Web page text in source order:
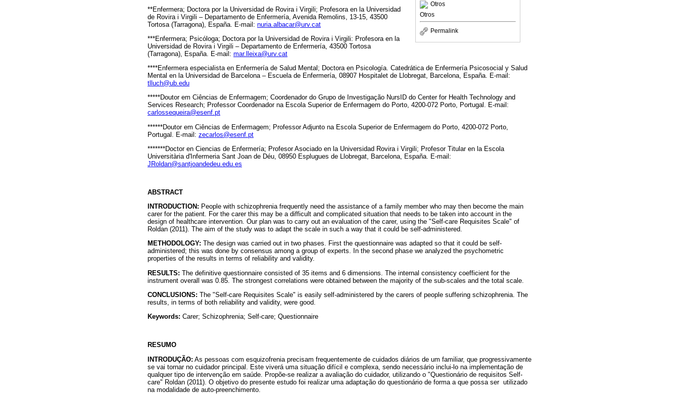
Otros
Otros
Permalink
**Enfermera; Doctora por la Universidad de Rovira i Virgili; Profesora en la Universidad
de Rovira i Virgili – Departamento de Enfermería, Avenida Remolins, 13-15, 43500
Tortosa (Tarragona), España. E-mail: nuria.albacar@urv.cat
***Enfermera; Psicóloga; Doctora por la Universidad de Rovira i Virgili: Profesora en la
Universidad de Rovira i Virgili – Departamento de Enfermería, 43500 Tortosa
(Tarragona), España. E-mail: mar.lleixa@urv.cat
****Enfermera especialista en Enfermería de Salud Mental; Doctora en Psicología. Catedrática de Enfermería Psicosocial y Salud
Mental en la Universidad de Barcelona – Escuela de Enfermería, 08907 Hospitalet de Llobregat, Barcelona, España. E-mail:
tlluch@ub.edu
*****Doutor em Ciências de Enfermagem; Coordenador do Grupo de Investigação NursID do Center for Health Technology and
Services Research; Professor Coordenador na Escola Superior de Enfermagem do Porto, 4200-072 Porto, Portugal. E-mail:
carlossequeira@esenf.pt
******Doutor em Ciências de Enfermagem; Professor Adjunto na Escola Superior de Enfermagem do Porto, 4200-072 Porto,
Portugal. E-mail: zecarlos@esenf.pt
*******Doctor en Ciencias de Enfermería; Profesor Asociado en la Universidad Rovira i Virgili; Profesor Titular en la Escola
Universitària d'Infermeria Sant Joan de Déu, 08950 Esplugues de Llobregat, Barcelona, España. E-mail:
JRoldan@santjoandedeu.edu.es
ABSTRACT
INTRODUCTION: People with schizophrenia frequently need the assistance of a family member who may then become the main
carer for the patient. For the carer this may be a difficult and complicated situation that needs to be taken into account in the
design of healthcare intervention. Our plan was to carry out an evaluation of the carer, using the "Self-care Requisites Scale" of
Roldan (2011). The aim of the study was to adapt the scale in such a way that it could be self-administered.
METHODOLOGY: The design was carried out in two phases. First the questionnaire was adapted so that it could be self-
administered; this was done by consensus among a group of experts. In the second phase we analyzed the psychometric
properties of the results in terms of reliability and validity.
RESULTS: The definitive questionnaire consisted of 35 items and 6 dimensions. The internal consistency coefficient for the
instrument overall was 0.85. The strongest correlations were obtained between the majority of the sub-scales and the total scale.
CONCLUSIONS: The "Self-care Requisites Scale" is easily self-administered by the carers of people suffering schizophrenia. The
results, in terms of both reliability and validity, were good.
Keywords: Carer; Schizophrenia; Self-care; Questionnaire
RESUMO
INTRODUÇÃO: As pessoas com esquizofrenia precisam frequentemente de cuidados diários de um familiar, que progressivamente
se vai tornar no cuidador principal. Este viverá uma situação difícil e complexa, sendo necessário inclui-lo na implementação de
qualquer tipo de intervenção em saúde. Propõe-se realizar a avaliação do cuidador, utilizando o "Questionário de requisitos Self-
care" Roldan (2011). O objetivo do presente estudo foi realizar uma adaptação do questionário de forma a que possa ser utilizado
na modalidade de auto-preenchimento.